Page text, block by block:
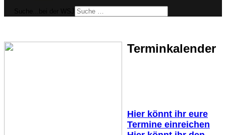
Terminkalender
Hier könnt ihr eure
Termine einreichen